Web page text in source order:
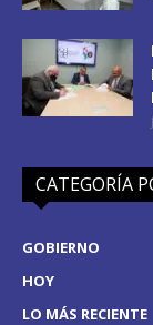
CATEGORÍA
GOBIERNO
HOY
LO MÁS RECIENTE